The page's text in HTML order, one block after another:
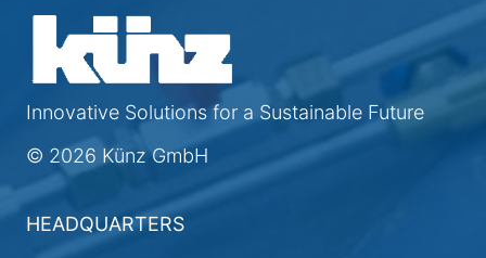
Innovative Solutions for a Sustainable Future
© 2026 Künz GmbH
HEADQUARTERS